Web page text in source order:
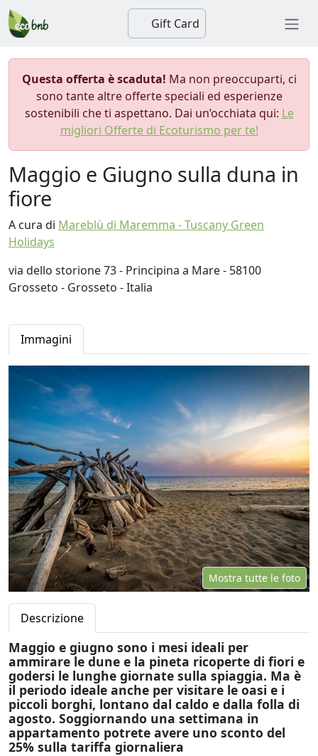
Gift Card
Questa offerta è scaduta! Ma non preoccuparti, ci
sono tante altre offerte speciali ed esperienze
sostenibili che ti aspettano. Dai un’occhiata qui: Le
migliori Offerte di Ecoturismo per te!
Maggio e Giugno sulla duna in
fiore
A cura di Mareblù di Maremma - Tuscany Green
Holidays
via dello storione 73 - Principina a Mare - 58100
Grosseto - Grosseto - Italia
Immagini
Mostra tutte le foto
Descrizione
Maggio e giugno sono i mesi ideali per
ammirare le dune e la pineta ricoperte di fiori e
godersi le lunghe giornate sulla spiaggia. Ma è
il periodo ideale anche per visitare le oasi e i
piccoli borghi, lontano dal caldo e dalla folla di
agosto. Soggiornando una settimana in
appartamento potrete avere uno sconto del
25% sulla tariffa giornaliera